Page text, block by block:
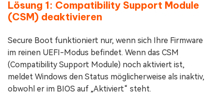
Lösung 1: Compatibility Support Module
(CSM) deaktivieren
Secure Boot funktioniert nur, wenn sich Ihre Firmware
im reinen UEFI-Modus befindet. Wenn das CSM
(Compatibility Support Module) noch aktiviert ist,
meldet Windows den Status möglicherweise als inaktiv,
obwohl er im BIOS auf „Aktiviert“ steht.